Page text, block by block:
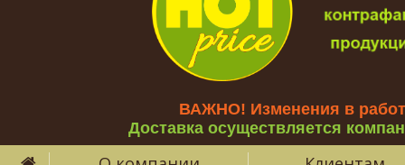
ВАЖНО! Изменения в
Доставка осуществляется